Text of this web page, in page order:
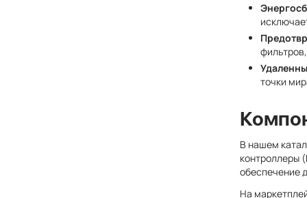
точки
В нашем
контроллеры
обеспечение
На